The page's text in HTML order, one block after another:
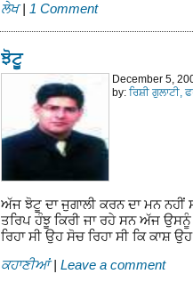
ਲੇਖ | 1 Comment
ਝੋਟੂ
December 5,
by: ਰਿਸ਼ੀ ਗੁਲਾਟੀ,
ਅੱਜ ਝੋਟੂ ਦਾ ਜੁਗਾਲੀ ਕਰਨ ਦਾ ਮਨ ਨਹੀਂ
ਤਰਿਪ ਹੰਝੂ ਕਿਰੀ ਜਾ ਰਹੇ ਸਨ ਅੱਜ
ਰਿਹਾ ਸੀ ਉਹ ਸੋਚ ਰਿਹਾ ਸੀ ਕਿ ਕਾਸ਼
ਕਹਾਣੀਆਂ | Leave a comment